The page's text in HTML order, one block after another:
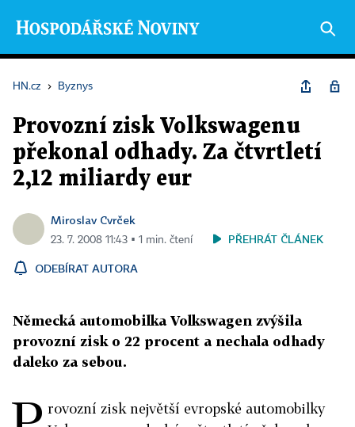
HN.cz › Byznys
Provozní zisk Volkswagenu
překonal odhady. Za čtvrtletí
2,12 miliardy eur
Miroslav Cvrček
23. 7. 2008 11:43 ▪ 1 min. čtení PŘEHRÁT ČLÁNEK
ODEBÍRAT AUTORA
Německá automobilka Volkswagen zvýšila
provozní zisk o 22 procent a nechala odhady
daleko za sebou.
rovozní zisk největší evropské automobilky